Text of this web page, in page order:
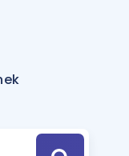
Hesaplama Aracı
için Öneriler
Tek Takvimde